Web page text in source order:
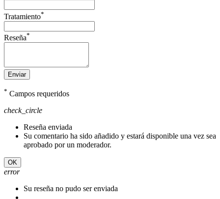
Tratamiento*
Reseña*
Enviar
* Campos requeridos
check_circle
Reseña enviada
Su comentario ha sido añadido y estará disponible una vez sea
aprobado por un moderador.
OK
error
Su reseña no pudo ser enviada